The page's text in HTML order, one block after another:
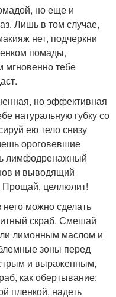
но еще и
Лишь в том случае,
нет, подчеркни
помады,
мгновенно тебе
но эффективная
натуральную губку со
ею тело снизу
ороговевшие
лимфодренажный
и выводящий
Прощай, целлюлит!
можно сделать
скраб. Смешай
лимонным маслом и
зоны перед
и выраженным,
как обертывание:
пленкой, надеть